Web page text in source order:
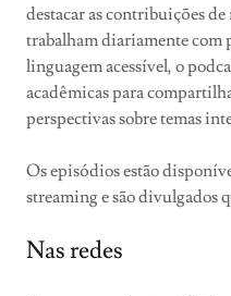
destacar as contribuições
trabalham diariamente com
linguagem acessível, o
acadêmicas para
perspectivas sobre temas
Os episódios estão
streaming e são divulgados
Nas redes